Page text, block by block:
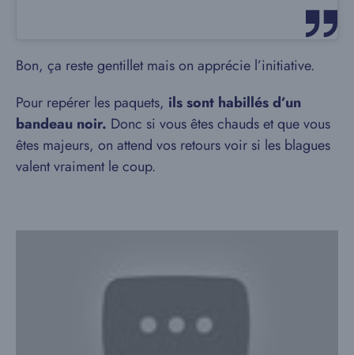
Bon, ça reste gentillet mais on apprécie l’initiative.
Pour repérer les paquets, ils sont habillés d’un
bandeau noir. Donc si vous êtes chauds et que vous
êtes majeurs, on attend vos retours voir si les blagues
valent vraiment le coup.